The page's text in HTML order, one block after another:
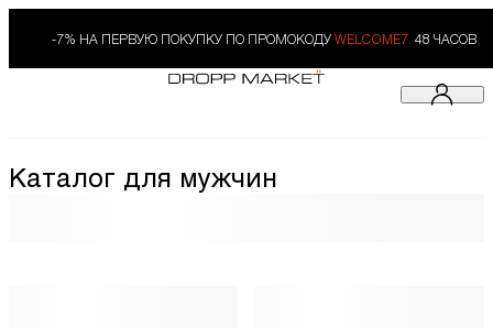
-7% НА ПЕРВУЮ ПОКУПКУ ПО ПРОМОКОДУ WELCOME7. 48 ЧАСОВ
Каталог для мужчин